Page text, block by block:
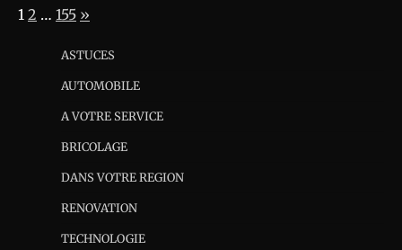
Page:
1 2 … 155 Next
»
ASTUCES
AUTOMOBILE
A VOTRE SERVICE
BRICOLAGE
DANS VOTRE REGION
RENOVATION
TECHNOLOGIE